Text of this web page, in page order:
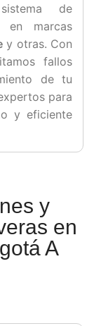
de
en marcas
y otras. Con
fallos
de tu
para
y eficiente
y
en
A